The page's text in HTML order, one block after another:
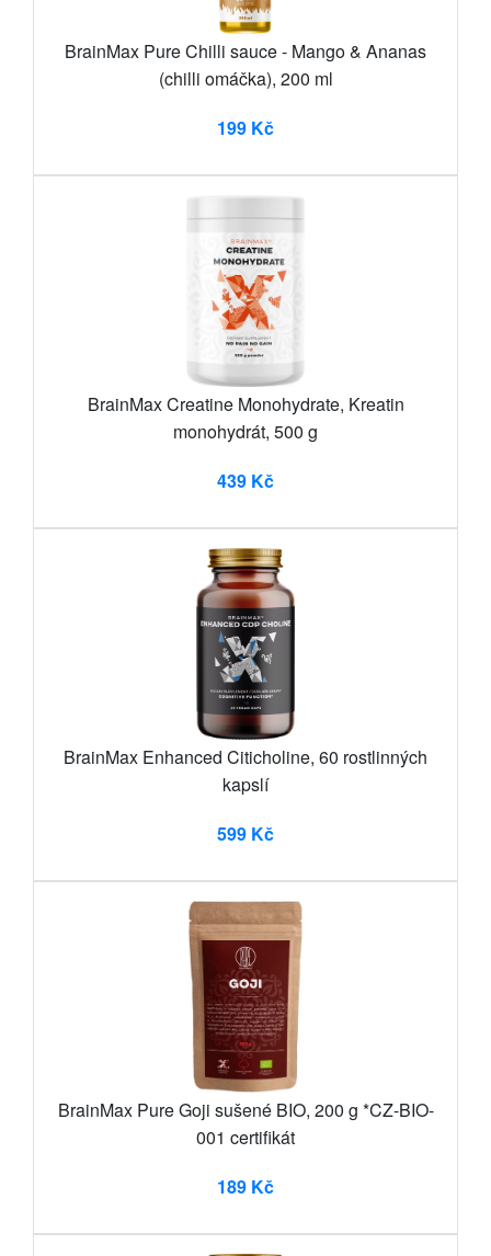
BrainMax Pure Chilli sauce - Mango & Ananas
(chilli omáčka), 200 ml
199 Kč
BrainMax Creatine Monohydrate, Kreatin
monohydrát, 500 g
439 Kč
BrainMax Enhanced Citicholine, 60 rostlinných
kapslí
599 Kč
BrainMax Pure Goji sušené BIO, 200 g *CZ-BIO-
001 certifikát
189 Kč